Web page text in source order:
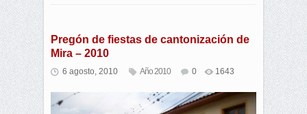
Pregón de fiestas de cantonización de
Mira – 2010
6 agosto, 2010 Año 2010 0 1643